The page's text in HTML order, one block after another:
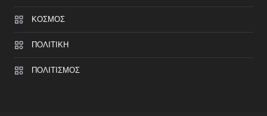
ΚΟΣΜΟΣ
ΠΟΛΙΤΙΚΗ
ΠΟΛΙΤΙΣΜΟΣ